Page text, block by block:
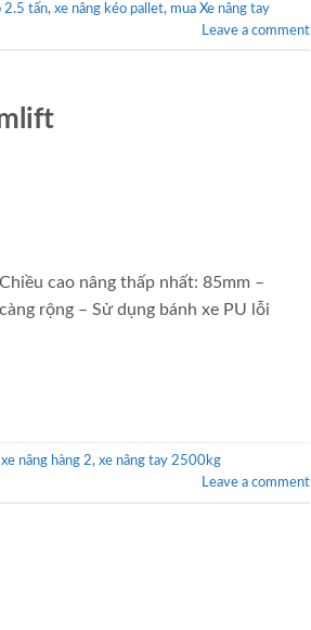
2.5 tấn, xe nâng kéo pallet, mua Xe nâng tay
Leave a comment
cao nâng thấp nhất: 85mm –
rộng – Sử dụng bánh xe PU lỗi
xe nâng hàng 2, xe nâng tay 2500kg
Leave a comment